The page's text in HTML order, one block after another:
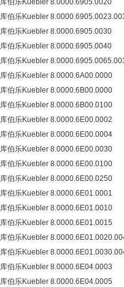
库伯乐Kuebler 8.0000.6905.0020
库伯乐Kuebler
库伯乐Kuebler 8.0000.6905.0030
库伯乐Kuebler 8.0000.6905.0040
库伯乐Kuebler
库伯乐Kuebler 8.0000.6A00.0000
库伯乐Kuebler 8.0000.6B00.0000
库伯乐Kuebler 8.0000.6B00.0100
库伯乐Kuebler 8.0000.6E00.0002
库伯乐Kuebler 8.0000.6E00.0004
库伯乐Kuebler 8.0000.6E00.0030
库伯乐Kuebler 8.0000.6E00.0100
库伯乐Kuebler 8.0000.6E00.0250
库伯乐Kuebler 8.0000.6E01.0001
库伯乐Kuebler 8.0000.6E01.0010
库伯乐Kuebler 8.0000.6E01.0015
库伯乐Kuebler
库伯乐Kuebler
库伯乐Kuebler 8.0000.6E04.0003
库伯乐Kuebler 8.0000.6E04.0005